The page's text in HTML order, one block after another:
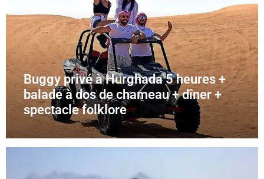
Buggy privé à Hurghada 5 heures +
balade à dos de chameau + dîner +
spectacle folklore